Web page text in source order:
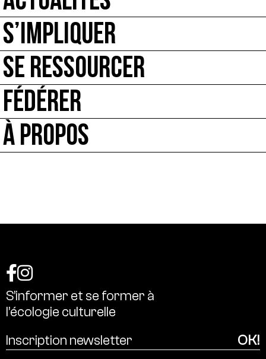
S’IMPLIQUER
SE RESSOURCER
FÉDÉRER
À PROPOS
S’informer et se former à
l’écologie culturelle